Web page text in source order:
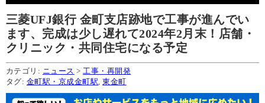
三菱UFJ銀行 金町支店跡地で工事が進んでい
ます、完成は少し遅れて2024年2月末！店舗・
クリニック・共同住宅になる予定
カテゴリ: ニュース > 工事・再開発
タグ: 金町駅・京成金町駅 ,東金町